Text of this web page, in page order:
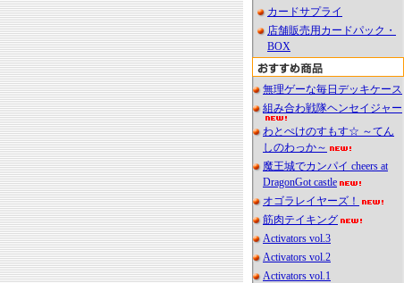
カードサプライ
店舗販売用カードパック・
BOX
無理ゲーな毎日デッキケース
組み合わ戦隊ヘンセイジャー
わとぺけのすもす☆ ～てん
しのわっか～
魔王城でカンパイ cheers at
DragonGot castle
オゴラレイヤーズ！
筋肉テイキング
Activators vol.3
Activators vol.2
Activators vol.1